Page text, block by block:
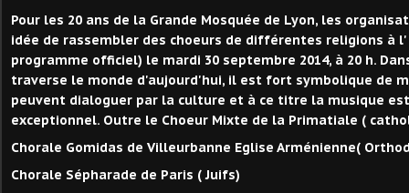
Pour les 20 ans de la Grande Mosquée de Lyon, les
idée de rassembler des choeurs de différentes religions à
programme officiel) le mardi 30 septembre 2014, à 20 h.
traverse le monde d'aujourd'hui, il est fort symbolique de
peuvent dialoguer par la culture et à ce titre la musique
exceptionnel. Outre le Choeur Mixte de la Primatiale (
Chorale Gomidas de Villeurbanne Eglise Arménienne(
Chorale Sépharade de Paris ( Juifs)